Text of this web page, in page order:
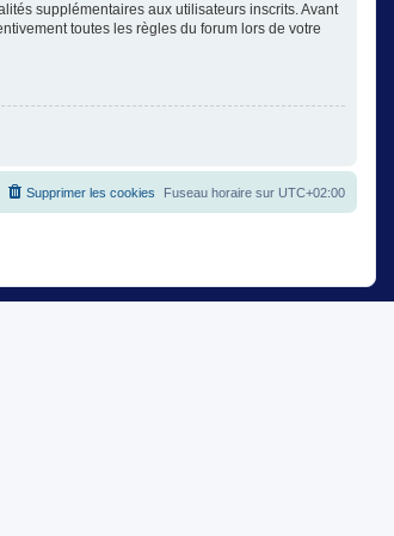
supplémentaires aux utilisateurs inscrits. Avant
toutes les règles du forum lors de votre
Fuseau horaire sur UTC+02:00
Supprimer les cookies